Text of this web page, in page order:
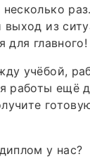
из
для главного!
учёбой,
работы ещё
у нас?